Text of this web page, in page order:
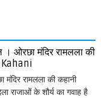
ओरछा मंदिर रामलला की
रामलला की कहानी
राजाओं के शौर्य का गवाह है